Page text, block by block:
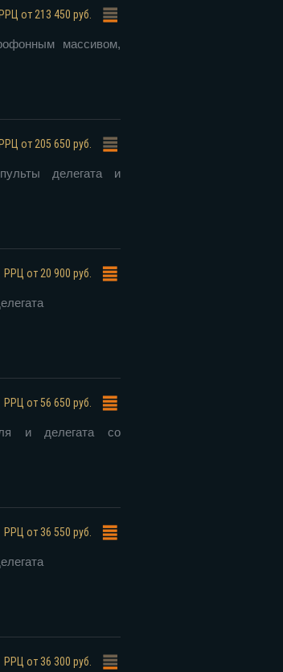
от 213 450 руб.
массивом,
от 205 650 руб.
делегата и
РРЦ от 20 900 руб.
РРЦ от 56 650 руб.
и делегата со
РРЦ от 36 550 руб.
РРЦ от 36 300 руб.